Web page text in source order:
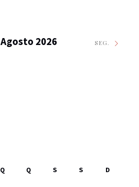
Agosto 2026 SEG.
Q Q S S D